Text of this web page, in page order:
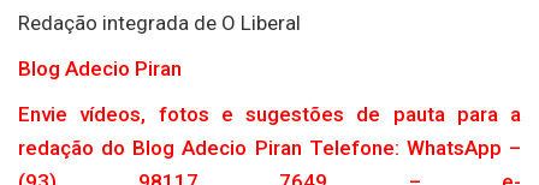
Redação integrada de O Liberal
Blog Adecio Piran
Envie vídeos, fotos e sugestões de pauta para a
redação do Blog Adecio Piran Telefone: WhatsApp –